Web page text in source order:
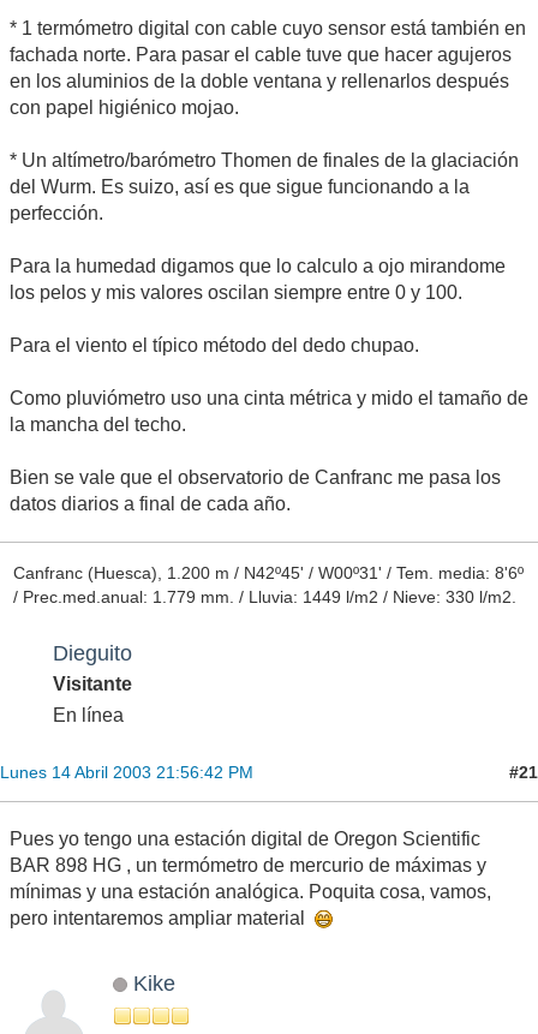
* 1 termómetro digital con cable cuyo sensor está también en
fachada norte. Para pasar el cable tuve que hacer agujeros
en los aluminios de la doble ventana y rellenarlos después
con papel higiénico mojao.
* Un altímetro/barómetro Thomen de finales de la glaciación
del Wurm. Es suizo, así es que sigue funcionando a la
perfección.
Para la humedad digamos que lo calculo a ojo mirandome
los pelos y mis valores oscilan siempre entre 0 y 100.
Para el viento el típico método del dedo chupao.
Como pluviómetro uso una cinta métrica y mido el tamaño de
la mancha del techo.
Bien se vale que el observatorio de Canfranc me pasa los
datos diarios a final de cada año.
Canfranc (Huesca), 1.200 m / N42º45' / W00º31' / Tem. media: 8'6º
/ Prec.med.anual: 1.779 mm. / Lluvia: 1449 l/m2 / Nieve: 330 l/m2.
Dieguito
Visitante
En línea
Lunes 14 Abril 2003 21:56:42 PM #21
Pues yo tengo una estación digital de Oregon Scientific
BAR 898 HG , un termómetro de mercurio de máximas y
mínimas y una estación analógica. Poquita cosa, vamos,
pero intentaremos ampliar material
Kike